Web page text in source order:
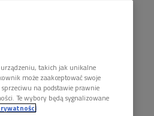
do
dużo
takich jak unikalne
może zaakceptować swoje
na podstawie prawnie
Te wybory będą sygnalizowane